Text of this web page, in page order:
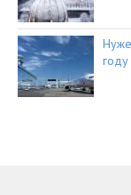
году